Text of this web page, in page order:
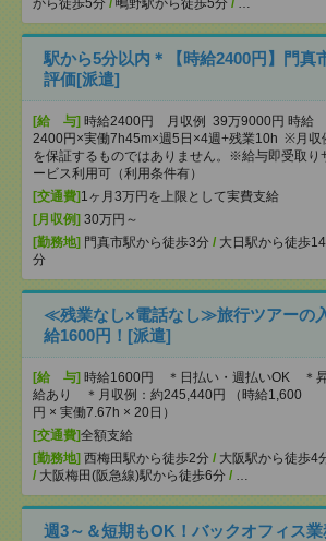
から徒歩5分 / 鴫野駅から徒歩5分 / …
駅から5分以内＊【時給2400円】門真
評価[派遣]
[給 与] 時給2400円 月収例 39万9000円 時給
2400円×実働7h45m×週5日×4週+残業10h ※月収
を保証するものではありません。※給与即受取り
ービス利用可（利用条件有）
[交通費] 1ヶ月3万円を上限として実費支給
[月収例] 30万円～
[勤務地] 門真市駅から徒歩3分 / 大日駅から徒歩14
分
≪残業なし×電話なし≫旅行ツアーの
給1600円！[派遣]
[給 与] 時給1600円 ＊日払い・週払いOK ＊
給あり ＊月収例：約245,440円 （時給1,600
円 × 実働7.67h × 20日）
[交通費]全額支給
[勤務地] 西梅田駅から徒歩2分 / 大阪駅から徒歩4
/ 大阪梅田(阪急線)駅から徒歩6分 / …
週3～＆短期もOK！バックオフィス